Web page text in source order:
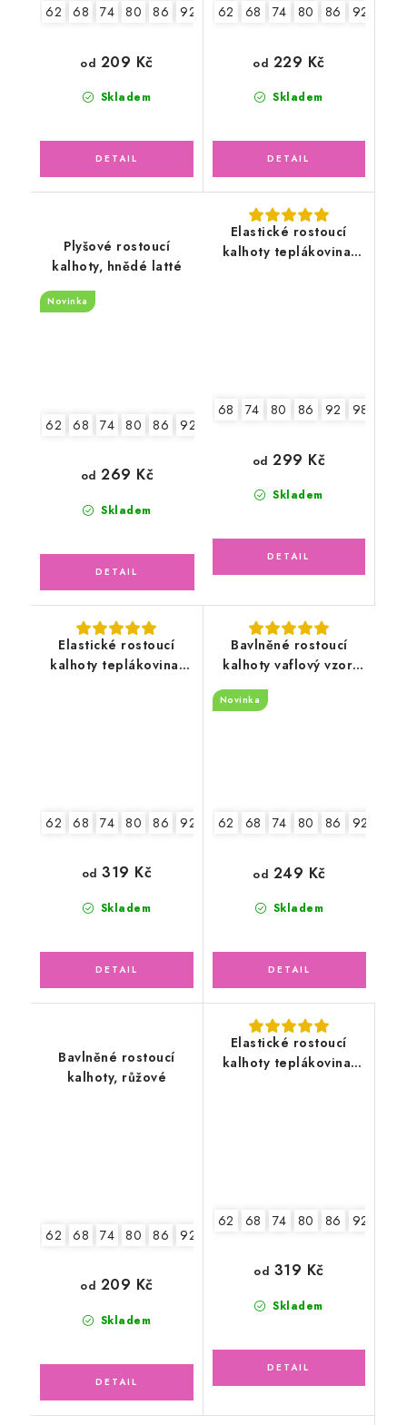
62 68 74 80 86 92-98
Skladem
od 209 Kč
62 68 74 80 86 92
Skladem
od 229 Kč
Plyšové rostoucí
kalhoty, hnědé latté
Novinka
62 68 74 80 86 92-98
Skladem
od 269 Kč
Elastické rostoucí
kalhoty teplákovina,
68 74 80 86 92 98
Skladem
od 299 Kč
Elastické rostoucí
kalhoty teplákovina,
62 68 74 80 86 92 98
Skladem
od 319 Kč
Bavlněné rostoucí
kalhoty vaflový vzor,
Novinka
62 68 74 80 86 92
Skladem
od 249 Kč
Bavlněné rostoucí
kalhoty, růžové
62 68 74 80 86 92
Skladem
od 209 Kč
Elastické rostoucí
kalhoty teplákovina,
62 68 74 80 86 92
Skladem
od 319 Kč